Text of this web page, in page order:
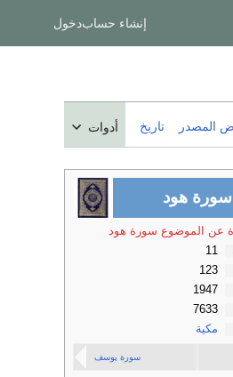
إنشاء حسابدخول
المصدر تاريخ أدوات
سورة هود
عن الموضوع سورة هود
11
123
1947
7633
مكية
سورة يوسف